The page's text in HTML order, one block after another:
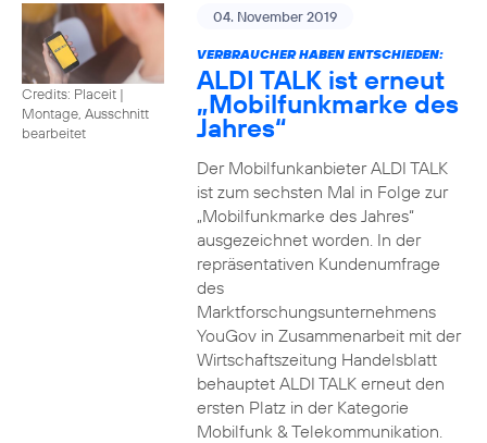
Credits: Placeit |
Montage, Ausschnitt
bearbeitet
04. November 2019
VERBRAUCHER HABEN ENTSCHIEDEN:
ALDI TALK ist erneut
„Mobilfunkmarke des
Jahres“
Der Mobilfunkanbieter ALDI TALK
ist zum sechsten Mal in Folge zur
„Mobilfunkmarke des Jahres“
ausgezeichnet worden. In der
repräsentativen Kundenumfrage
des
Marktforschungsunternehmens
YouGov in Zusammenarbeit mit der
Wirtschaftszeitung Handelsblatt
behauptet ALDI TALK erneut den
ersten Platz in der Kategorie
Mobilfunk & Telekommunikation.